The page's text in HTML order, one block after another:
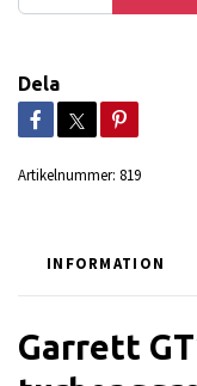
Dela
Artikelnummer: 819
INFORMATION
Garrett